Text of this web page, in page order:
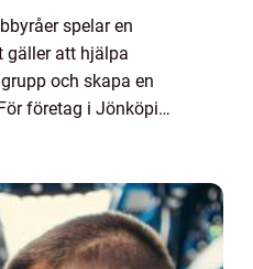
spelar en
gäller att hjälpa
och skapa en
företag i Jönköping